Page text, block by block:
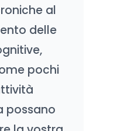
al
delle
pochi
possano